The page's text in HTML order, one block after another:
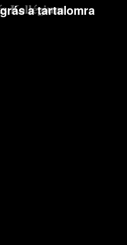
a tartalomra
Kollégium